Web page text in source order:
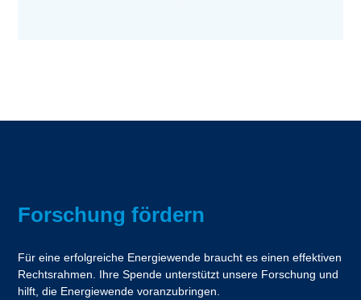
Forschung fördern
Für eine erfolgreiche Energiewende braucht es einen effektiven
Rechtsrahmen. Ihre Spende unterstützt unsere Forschung und
hilft, die Energiewende voranzubringen.